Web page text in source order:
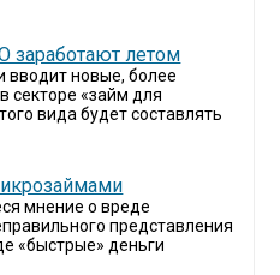
летом
вводит новые, более
секторе «займ для
вида будет составлять
мнение о вреде
представления
«быстрые» деньги